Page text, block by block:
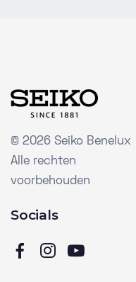
© 2026 Seiko Benelux
Alle rechten
voorbehouden
Socials